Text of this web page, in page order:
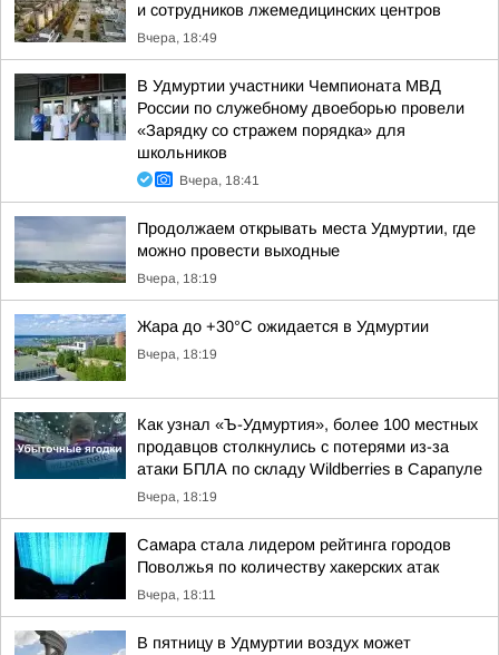
и сотрудников лжемедицинских центров
Вчера, 18:49
В Удмуртии участники Чемпионата МВД
России по служебному двоеборью провели
«Зарядку со стражем порядка» для
школьников
Вчера, 18:41
Продолжаем открывать места Удмуртии, где
можно провести выходные
Вчера, 18:19
Жара до +30°С ожидается в Удмуртии
Вчера, 18:19
Как узнал «Ъ-Удмуртия», более 100 местных
продавцов столкнулись с потерями из-за
атаки БПЛА по складу Wildberries в Сарапуле
Вчера, 18:19
Самара стала лидером рейтинга городов
Поволжья по количеству хакерских атак
Вчера, 18:11
В пятницу в Удмуртии воздух может